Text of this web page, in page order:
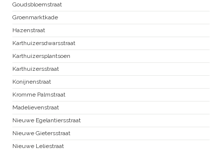
Goudsbloemstraat
Groenmarktkade
Hazenstraat
Karthuizersdwarsstraat
Karthuizersplantsoen
Karthuizersstraat
Konijnenstraat
Kromme Palmstraat
Madelievenstraat
Nieuwe Egelantiersstraat
Nieuwe Gietersstraat
Nieuwe Leliestraat